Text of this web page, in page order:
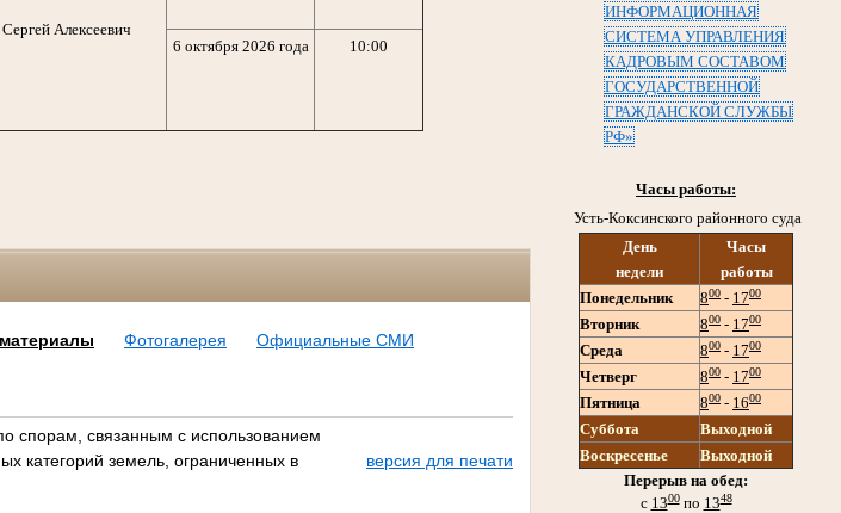
ИНФОРМАЦИОННАЯ
СИСТЕМА УПРАВЛЕНИЯ
КАДРОВЫМ СОСТАВОМ
ГОСУДАРСТВЕННОЙ
ГРАЖДАНСКОЙ СЛУЖБЫ
РФ»
Часы работы:
Усть-Коксинского районного суда
День
недели
Часы
работы
Понедельник
800 - 1700
Вторник 800 - 1700
Среда 800 - 1700
Четверг 800 - 1700
Пятница 800 - 1600
Суббота
Выходной
Воскресенье
Выходной
Перерыв на обед:
с 1300по 1348
Алексеевич
6 октября 2026 года 10:00
Фотогалерея
Официальные СМИ
спорам, связанным с использованием
категорий земель, ограниченных в
версия для печати